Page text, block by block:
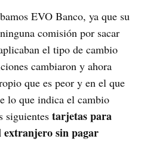
EVO Banco, ya que su
comisión por sacar
el tipo de cambio
cambiaron y ahora
que es peor y en el que
lo que indica el cambio
siguientestarjetas para
extranjero sin pagar